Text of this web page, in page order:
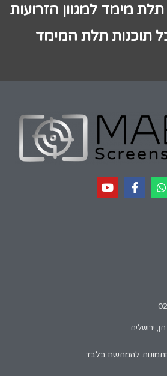
מימד למגוון הזרועות
תוכנות תלת המימד
ירושלים
להמחשה בלבד